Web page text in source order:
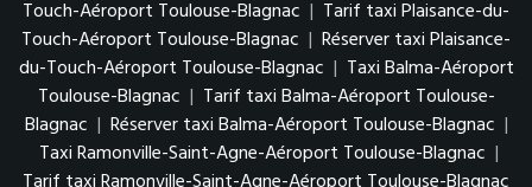
Touch-Aéroport Toulouse-Blagnac | Tarif taxi Plaisance-du-
Touch-Aéroport Toulouse-Blagnac | Réserver taxi Plaisance-
du-Touch-Aéroport Toulouse-Blagnac | Taxi Balma-Aéroport
Toulouse-Blagnac | Tarif taxi Balma-Aéroport Toulouse-
Blagnac | Réserver taxi Balma-Aéroport Toulouse-Blagnac |
Taxi Ramonville-Saint-Agne-Aéroport Toulouse-Blagnac |